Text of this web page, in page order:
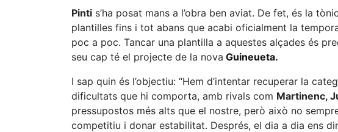
Pinti s’ha posat mans a l’obra ben aviat. De fet, és la
plantilles fins i tot abans que acabi oficialment la
poc a poc. Tancar una plantilla a aquestes alçades és
seu cap té el projecte de la nova Guineueta.
I sap quin és l’objectiu: “Hem d’intentar recuperar la
dificultats que hi comporta, amb rivals com Martinenc,
pressupostos més alts que el nostre, però això no
competitiu i donar estabilitat. Després, el dia a dia ens